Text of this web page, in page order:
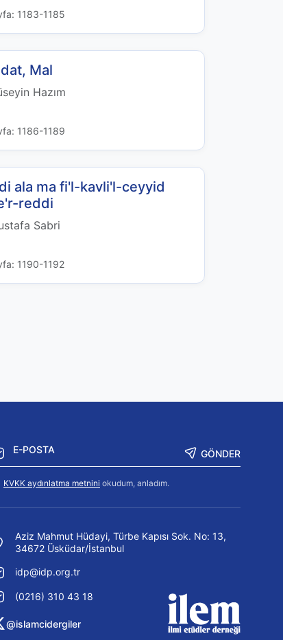
1183-1185
Mal
Hazım
1186-1189
ala ma fi'l-kavli'l-ceyyid
reddi
Sabri
1190-1192
GÖNDER
KVKK aydınlatma metnini okudum, anladım.
Aziz Mahmut Hüdayi, Türbe Kapısı Sok. No: 13,
34672 Üsküdar/İstanbul
idp@idp.org.tr
(0216) 310 43 18
@islamcidergiler